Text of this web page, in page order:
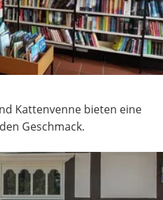
Kattenvenne bieten eine
Geschmack.